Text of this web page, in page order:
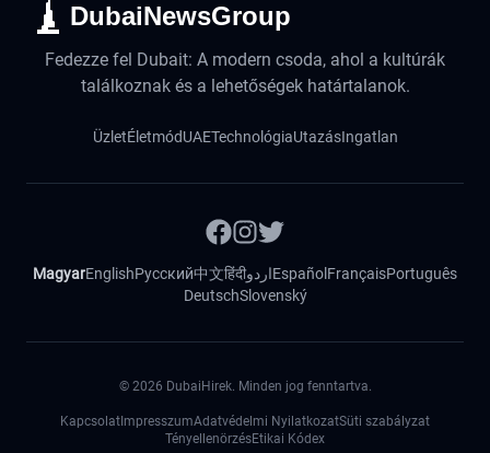
DubaiNewsGroup
Fedezze fel Dubait: A modern csoda, ahol a kultúrák
találkoznak és a lehetőségek határtalanok.
ÜzletÉletmódUAETechnológiaUtazásIngatlan
MagyarEnglishРусский中文हिंदीاردوEspañol FrançaisPortuguês
DeutschSlovenský
© 2026 DubaiHirek. Minden jog fenntartva.
Kapcsolat ImpresszumAdatvédelmi NyilatkozatSüti szabályzat
TényellenörzésEtikai Kódex